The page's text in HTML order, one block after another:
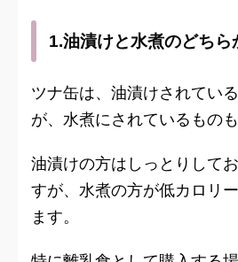
1.油漬けと水煮のどちら
ツナ缶は、油漬けされてい
が、水煮にされているものも
油漬けの方はしっとりして
すが、水煮の方が低カロリ
ます。